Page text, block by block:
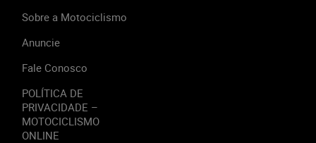
Sobre a Motociclismo
Anuncie
Fale Conosco
POLÍTICA DE
PRIVACIDADE –
MOTOCICLISMO
ONLINE